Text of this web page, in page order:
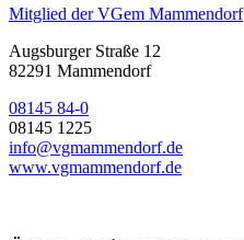
Mitglied der VGem Mammendorf
Augsburger Straße 12
82291 Mammendorf
08145 84-0
08145 1225
info@vgmammendorf.de
www.vgmammendorf.de